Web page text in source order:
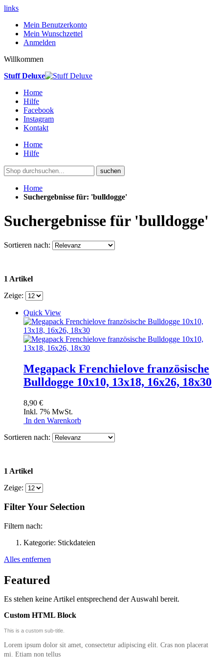
links
Mein Benutzerkonto
Mein Wunschzettel
Anmelden
Willkommen
Stuff Deluxe
Home
Hilfe
Facebook
Instagram
Kontakt
Home
Hilfe
suchen
Home
Suchergebnisse für: 'bulldogge'
Suchergebnisse für 'bulldogge'
Sortieren nach:
1 Artikel
Zeige:
Quick View
Megapack Frenchielove französische
Bulldogge 10x10, 13x18, 16x26, 18x30
8,90 €
Inkl. 7% MwSt.
In den Warenkorb
Sortieren nach:
1 Artikel
Zeige:
Filter Your Selection
Filtern nach:
Kategorie: Stickdateien
Alles entfernen
Featured
Es stehen keine Artikel entsprechend der Auswahl bereit.
Custom HTML Block
This is a custom sub-title.
Lorem ipsum dolor sit amet, consectetur adipiscing elit. Cras non placerat
mi. Etiam non tellus